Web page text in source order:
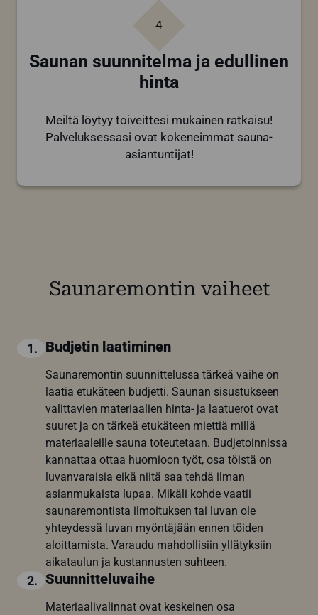
4
Saunan suunnitelma ja edullinen
hinta
Meiltä löytyy toiveittesi mukainen ratkaisu!
Palveluksessasi ovat kokeneimmat sauna-
asiantuntijat!
Saunaremontin vaiheet
1. Budjetin laatiminen
Saunaremontin suunnittelussa tärkeä vaihe on
laatia etukäteen budjetti. Saunan sisustukseen
valittavien materiaalien hinta- ja laatuerot ovat
suuret ja on tärkeä etukäteen miettiä millä
materiaaleille sauna toteutetaan. Budjetoinnissa
kannattaa ottaa huomioon työt, osa töistä on
luvanvaraisia eikä niitä saa tehdä ilman
asianmukaista lupaa. Mikäli kohde vaatii
saunaremontista ilmoituksen tai luvan ole
yhteydessä luvan myöntäjään ennen töiden
aloittamista. Varaudu mahdollisiin yllätyksiin
aikataulun ja kustannusten suhteen.
2. Suunnitteluvaihe
Materiaalivalinnat ovat keskeinen osa